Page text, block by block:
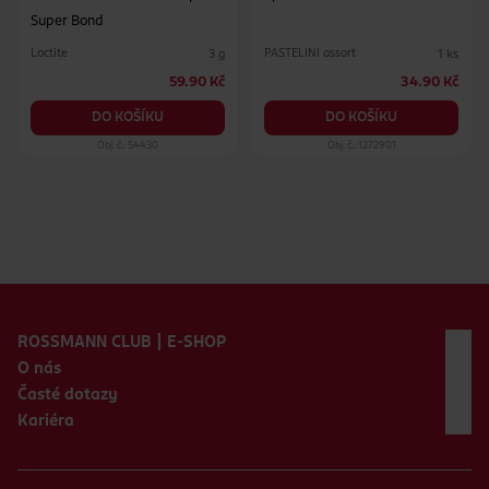
Super Bond
Loctite 3 g
59.90 Kč
DO KOŠÍKU
Obj. č.: 54430
PASTELINI assort 1 ks
34.90 Kč
DO KOŠÍKU
Obj. č.: 1272901
ROSSMANN CLUB | E-SHOP
O nás
Časté dotazy
Kariéra